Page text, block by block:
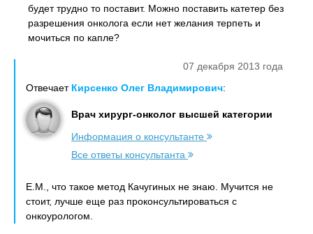
будет трудно то поставит. Можно поставить катетер без
разрешения онколога если нет желания терпеть и
мочиться по капле?
07 декабря 2013 года
Отвечает Кирсенко Олег Владимирович:
Врач хирург-онколог высшей категории
Информация о консультанте
Все ответы консультанта
Е.М., что такое метод Качугиных не знаю. Мучится не
стоит, лучше еще раз проконсультироваться с
онкоурологом.